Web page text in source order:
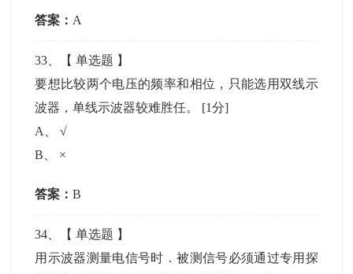
答案： A
33 、【单选题 】
要想比较两个电压的频率和相位，只能选用双线示
波器，单线示波器较难胜任。 [1分]
A
、√
B
×
答案：B
34 、【单选题 】
用示波器测量电信号时．被测信号必须通过专用探